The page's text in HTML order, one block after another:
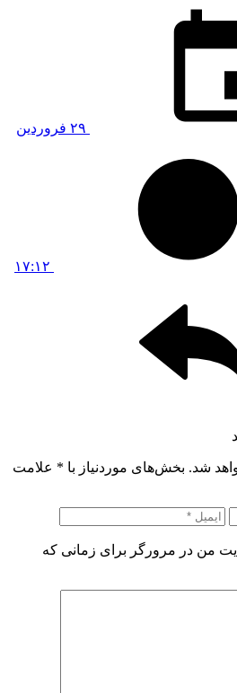
۲۹ فروردین
۱۷:۱۲
شد. بخش‌های موردنیاز با * علامت
من در مرورگر برای زمانی که